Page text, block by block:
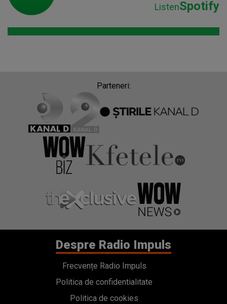
ListenSpotify
Parteneri:
Despre Radio Impuls
Frecvențe Radio Impuls
Politica de confidentialitate
Politica de cookies